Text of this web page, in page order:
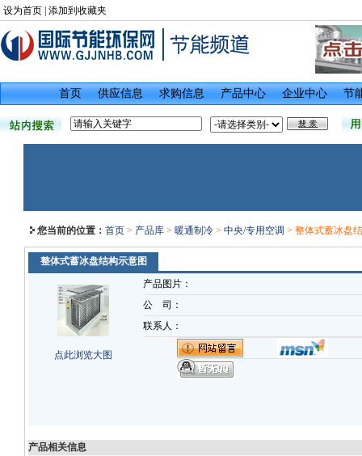
设为首页 添加到收藏夹
首页 供应信息 求购信息 产品中心 企业中心 节
您当前的位置： 首页> 产品库> 暖通制冷 > 中央/专用空调 > 整体式蓄冰盘
整体式蓄冰盘结构示意图
点此浏览大图
产品图片：
公 司：
联系人：
产品相关信息